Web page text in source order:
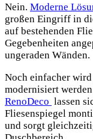
Nein. Moderne
großen Eingriff in
auf bestehenden
Gegebenheiten
ungeraden Wänden.
Noch einfacher
modernisiert
RenoDeco lassen
Fliesenspiegel
und sorgt